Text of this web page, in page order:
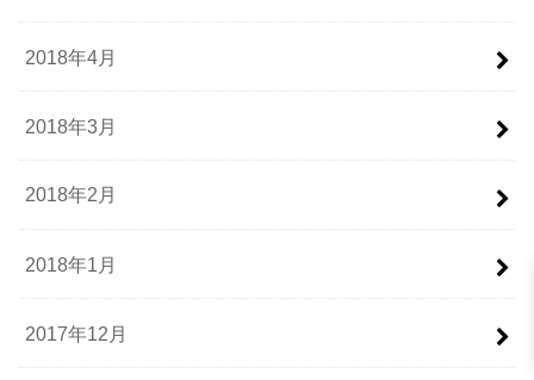
2018年4月
2018年3月
2018年2月
2018年1月
2017年12月